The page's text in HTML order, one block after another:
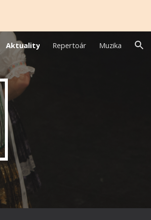
Aktuality Repertoár Muzika